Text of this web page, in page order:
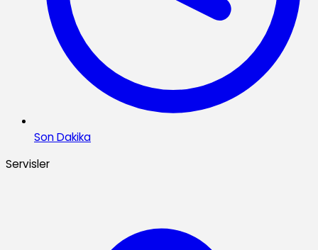
Son Dakika
Servisler